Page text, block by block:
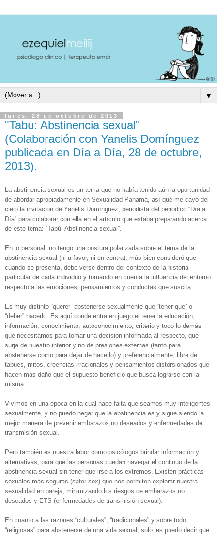
▼
lunes, 28 de octubre de 2013
"Tabú: Abstinencia sexual"
(Colaboración con Yanelis Domínguez
publicada en Día a Día, 28 de octubre,
2013).
La abstinencia sexual es un tema que no había tenido aún la oportunidad
de abordar apropiadamente en Sexualidad Panamá, así que me cayó del
cielo la invitación de Yanelis Domínguez, periodista del periódico “Día a
Día” para colaborar con ella en el artículo que estaba preparando acerca
de este tema: “Tabú: Abstinencia sexual”.
En lo personal, no tengo una postura polarizada sobre el tema de la
abstinencia sexual (ni a favor, ni en contra), más bien consideró que
cuando se presenta, debe verse dentro del contexto de la historia
particular de cada individuo y tomando en cuenta la influencia del entorno
respecto a las emociones, pensamientos y conductas que suscita.
Es muy distinto “querer” abstenerse sexualmente que “tener que” o
“deber” hacerlo. Es aquí donde entra en juego el tener la educación,
información, conocimiento, autoconocimiento, criterio y todo lo demás
que necesitamos para tomar una decisión informada al respecto, que
surja de nuestro interior y no de presiones externas (tanto para
abstenerse como para dejar de hacerlo) y preferencialmente, libre de
tabúes, mitos, creencias irracionales y pensamientos distorsionados que
hacen más daño que el supuesto beneficio que busca lograrse con la
misma.
Vivimos en una época en la cual hace falta que seamos muy inteligentes
sexualmente, y no puedo negar que la abstinencia es y sigue siendo la
mejor manera de prevenir embarazos no deseados y enfermedades de
transmisión sexual.
Pero también es nuestra labor como psicólogos brindar información y
alternativas, para que las personas puedan navegar el continuo de la
abstinencia sexual sin tener que irse a los extremos. Existen prácticas
sexuales más seguras (safer sex) que nos permiten explorar nuestra
sexualidad en pareja, minimizando los riesgos de embarazos no
deseados y ETS (enfermedades de transmisión sexual).
En cuanto a las razones “culturales”, “tradicionales” y sobre todo
“religiosas” para abstenerse de una vida sexual, solo les puedo decir que